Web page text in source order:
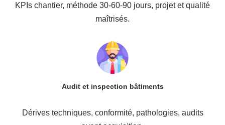
KPIs chantier, méthode 30-60-90 jours, projet et qualité
maîtrisés.
Audit et inspection bâtiments
Dérives techniques, conformité, pathologies, audits